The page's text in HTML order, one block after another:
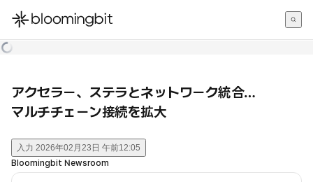
한국어
アクセラー、ステラとネットワーク統合…
マルチチェーン接続を拡大
入力 2026年02月23日 午前12:05
Bloomingbit Newsroom